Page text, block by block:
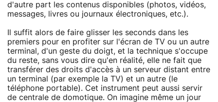
d'autre part les contenus disponibles (photos, vidéos,
messages, livres ou journaux électroniques, etc.).
Il suffit alors de faire glisser les seconds dans les
premiers pour en profiter sur l'écran de TV ou un autre
terminal, d'un geste du doigt, et la technique s'occupe
du reste, sans vous dire qu'en réalité, elle ne fait que
transférer des droits d'accès à un serveur distant entre
un terminal (par exemple la TV) et un autre (le
téléphone portable). Cet instrument peut aussi servir
de centrale de domotique. On imagine même un jour